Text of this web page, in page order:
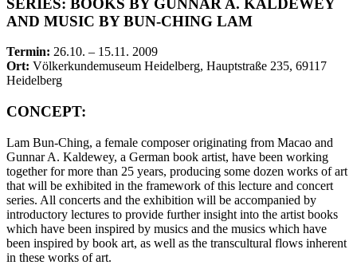
AND MUSIC BY BUN-CHING LAM
Termin: 26.10. – 15.11. 2009
Ort: Völkerkundemuseum Heidelberg, Hauptstraße 235, 69117
Heidelberg
CONCEPT:
Lam Bun-Ching, a female composer originating from Macao and
Gunnar A. Kaldewey, a German book artist, have been working
together for more than 25 years, producing some dozen works of art
that will be exhibited in the framework of this lecture and concert
series. All concerts and the exhibition will be accompanied by
introductory lectures to provide further insight into the artist books
which have been inspired by musics and the musics which have
been inspired by book art, as well as the transcultural flows inherent
in these works of art.